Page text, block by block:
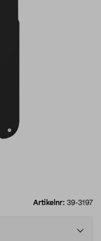
Artikelnr: 39-3197